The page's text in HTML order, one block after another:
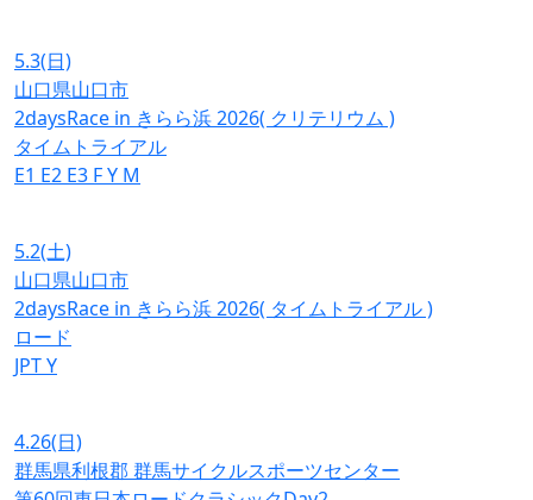
5.3(日)
山口県山口市
2daysRace in きらら浜 2026( クリテリウム )
タイムトライアル
E1 E2 E3 FY M
5.2(土)
山口県山口市
2daysRace in きらら浜 2026( タイムトライアル )
ロード
JPTY
4.26(日)
群馬県利根郡 群馬サイクルスポーツセンター